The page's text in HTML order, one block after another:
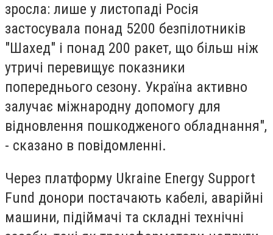
зросла: лише у листопаді Росія
застосувала понад 5200 безпілотників
"Шахед" і понад 200 ракет, що більш ніж
утричі перевищує показники
попереднього сезону. Україна активно
залучає міжнародну допомогу для
відновлення пошкодженого обладнання",
- сказано в повідомленні.
Через платформу Ukraine Energy Support
Fund донори постачають кабелі, аварійні
машини, підіймачі та складні технічні